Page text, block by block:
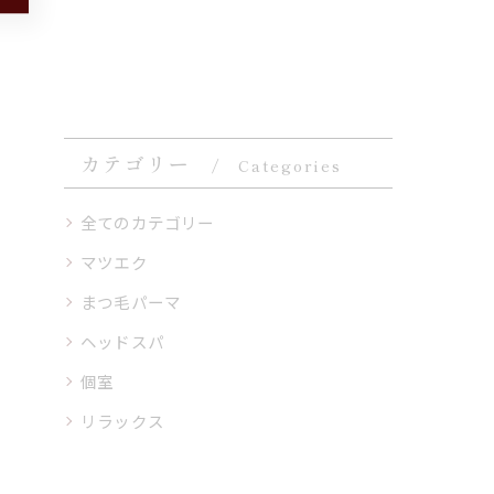
カテゴリー Categories
全てのカテゴリー
マツエク
まつ毛パーマ
ヘッドスパ
個室
リラックス